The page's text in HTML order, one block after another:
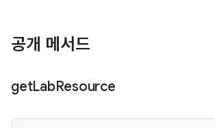
공개 메서드
getLabResource